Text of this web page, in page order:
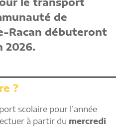
de
Racan débuteront
2026.
?
scolaire pour l’année
à partir du mercredi